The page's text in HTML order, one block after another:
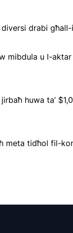
drabi għall-
mibdula u l-
huwa ta’
meta tidħol fil-